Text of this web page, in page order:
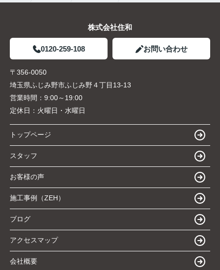
株式会社住和
0120-259-108 お問い合わせ
〒356-0050
埼玉県ふじみ野市ふじみ野４丁目13-13
営業時間： 9:00～19:00
定休日： 火曜日・水曜日
トップページ
スタッフ
お客様の声
施工事例（ZEH）
ブログ
アクセスマップ
会社概要